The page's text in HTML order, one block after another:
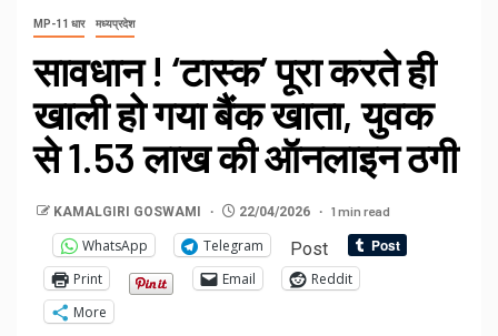
MP-11 धार मध्यप्रदेश
सावधान ! ‘टास्क’ पूरा करते ही
खाली हो गया बैंक खाता, युवक
से 1.53 लाख की ऑनलाइन ठगी
KAMALGIRI GOSWAMI 22/04/2026 1 min read
WhatsApp Telegram Post
Print Email
Reddit
More